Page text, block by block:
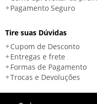
Pagamento Seguro
Tire suas Dúvidas
Cupom de Desconto
Entregas e frete
Formas de Pagamento
Trocas e Devoluções